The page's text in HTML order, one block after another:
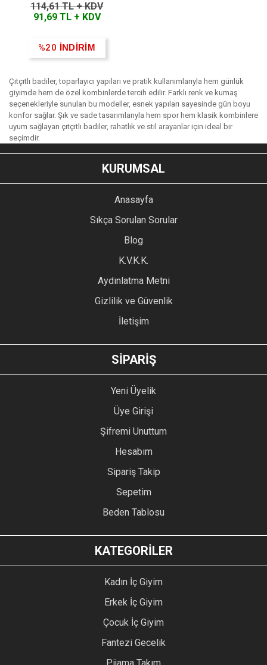
114,61 TL + KDV
91,69 TL + KDV
%20 İNDİRİM
Çıtçıtlı badiler, toparlayıcı yapıları ve pratik kullanımlarıyla hem günlük
giyimde hem de özel kombinlerde tercih edilir. Farklı renk ve kumaş
seçenekleriyle sunulan bu modeller, esnek yapıları sayesinde gün boyu
konfor sağlar. Şık ve sade tasarımlarıyla hem spor hem klasik kombinlere
uyum sağlayan çıtçıtlı badiler, rahatlık ve stil arayanlar için ideal bir
seçimdir.
KURUMSAL
Anasayfa
Sıkça Sorulan Sorular
Blog
K.V.K.K.
Aydınlatma Metni
Gizlilik ve Güvenlik
İletişim
SİPARİŞ
Yeni Üyelik
Üye Girişi
Şifremi Unuttum
Hesabım
Sipariş Takip
Sepetim
Beden Tablosu
KATEGORİLER
Kadın İç Giyim
Erkek İç Giyim
Çocuk İç Giyim
Fantezi Gecelik